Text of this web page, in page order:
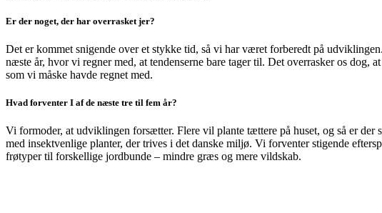
Er der noget, der har overrasket jer?
Det er kommet snigende over et stykke tid, så vi har været forberedt på
næste år, hvor vi regner med, at tendenserne bare tager til. Det overrasker os dog,
som vi måske havde regnet med.
Hvad forventer I af de næste tre til fem år?
Vi formoder, at udviklingen forsætter. Flere vil plante tættere på huset, og så er der
med insektvenlige planter, der trives i det danske miljø. Vi forventer stigende
frøtyper til forskellige jordbunde – mindre græs og mere vildskab.